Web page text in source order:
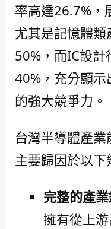
率高達26.7%，
尤其是記憶體
50%，而IC設
40%，充分顯
的強大競爭力。
台灣半導體產業
主要歸因於以下
完整的產業
擁有從上